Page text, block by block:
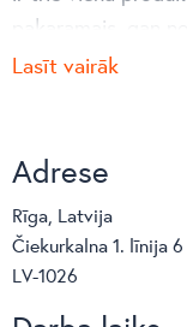
pakaramais, gan
vaļu iztēlei, jo
dažādās
Aplūko ražotāja
izvietojuma
Lasīt vairāk
Adrese
Rīga, Latvija
Čiekurkalna 1. līnija 6
LV-1026